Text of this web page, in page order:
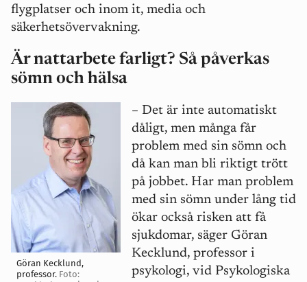
flygplatser och inom it, media och
säkerhetsövervakning.
Är nattarbete farligt? Så påverkas
sömn och hälsa
Göran Kecklund,
professor. Foto:
– Det är inte automatiskt
dåligt, men många får
problem med sin sömn och
då kan man bli riktigt trött
på jobbet. Har man problem
med sin sömn under lång tid
ökar också risken att få
sjukdomar, säger Göran
Kecklund, professor i
psykologi, vid Psykologiska